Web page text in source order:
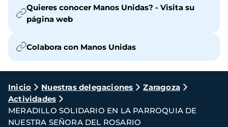
Quieres conocer Manos Unidas? - Visita su
página web
Colabora con Manos Unidas
Ruta
de
navegación
Inicio Nuestras delegaciones
Zaragoza
Actividades
MERADILLO SOLIDARIO EN LA PARROQUIA DE
NUESTRA SEÑORA DEL ROSARIO